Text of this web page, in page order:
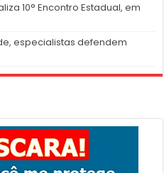
10° Encontro Estadual, em
especialistas defendem